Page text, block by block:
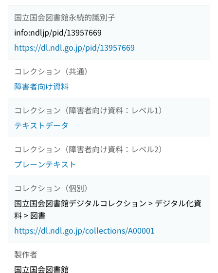
国立国会図書館永続的識別子
info:ndljp/pid/13957669
https://dl.ndl.go.jp/pid/13957669
コレクション（共通）
障害者向け資料
コレクション（障害者向け資料：レベル1）
テキストデータ
コレクション（障害者向け資料：レベル2）
プレーンテキスト
コレクション（個別）
国立国会図書館デジタルコレクション > デジタル化資
料 > 図書
https://dl.ndl.go.jp/collections/A00001
製作者
国立国会図書館